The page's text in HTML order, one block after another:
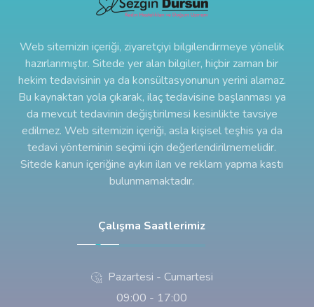
Web sitemizin içeriği, ziyaretçiyi bilgilendirmeye yönelik
hazırlanmıştır. Sitede yer alan bilgiler, hiçbir zaman bir
hekim tedavisinin ya da konsültasyonunun yerini alamaz.
Bu kaynaktan yola çıkarak, ilaç tedavisine başlanması ya
da mevcut tedavinin değiştirilmesi kesinlikte tavsiye
edilmez. Web sitemizin içeriği, asla kişisel teşhis ya da
tedavi yönteminin seçimi için değerlendirilmemelidir.
Sitede kanun içeriğine aykırı ilan ve reklam yapma kastı
bulunmamaktadır.
Çalışma Saatlerimiz
Pazartesi - Cumartesi
09:00 - 17:00